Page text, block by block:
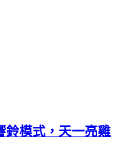
鈴模式，天一亮雞